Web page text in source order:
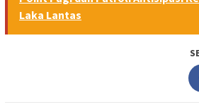
Laka Lantas